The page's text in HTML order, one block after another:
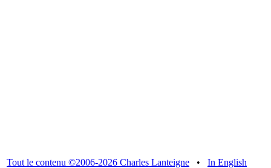
Tout le contenu ©2006-2026 Charles Lanteigne • In English